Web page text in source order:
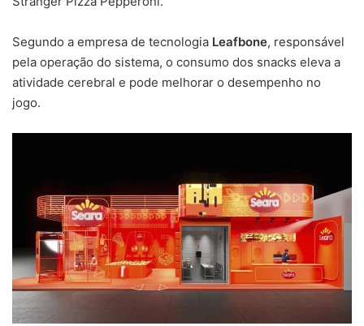
Segundo a empresa de tecnologia Leafbone, responsável
pela operação do sistema, o consumo dos snacks eleva a
atividade cerebral e pode melhorar o desempenho no
jogo.